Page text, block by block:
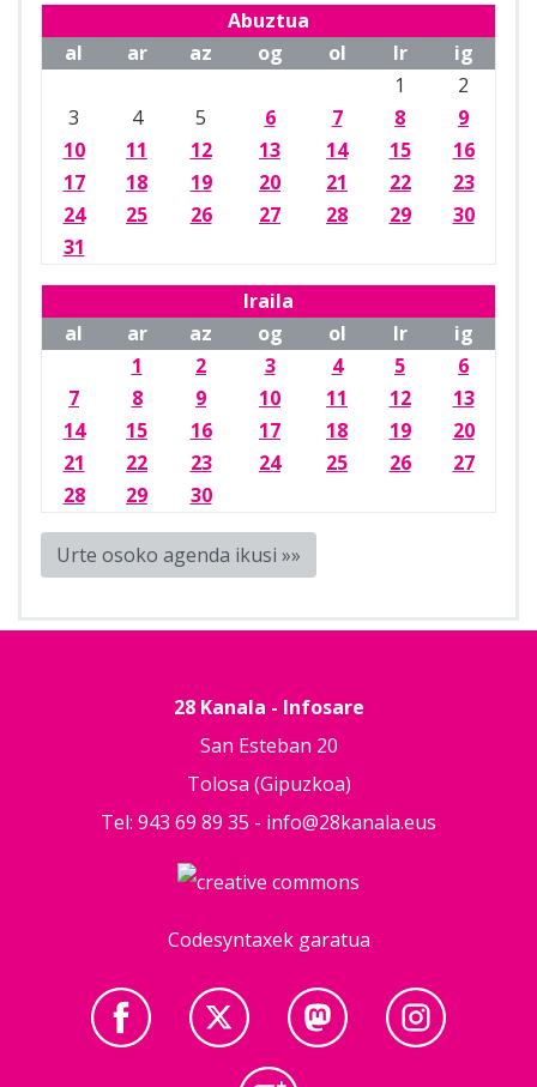
Abuztua
al
ar az og ol lr
ig
1
2
3
4 5 6 7 8
9
10
11 12 13 14 15
16
17
18 19 20 21 22
23
24
25 26 27 28 29
30
31
Iraila
al
ar az og ol lr
ig
1
2 3 4 5
6
7
8 9 10 11 12
13
14
15 16 17 18 19
20
21
22 23 24 25 26
27
28
29 30
Urte osoko agenda ikusi »»
28 Kanala - Infosare
San Esteban 20
Tolosa (Gipuzkoa)
Tel: 943 69 89 35 - info@28kanala.eus
Codesyntaxek garatua